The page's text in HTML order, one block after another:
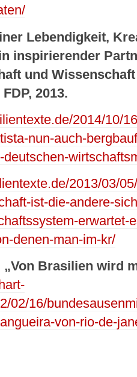
Lebendigkeit,
inspirierender
und
2013.
2014/10/
nun-auch-
2013/03/
ist-die-andere-
erwartet-
denen-man-im-kr/
Brasilien wird
02/16/
von-rio-de-